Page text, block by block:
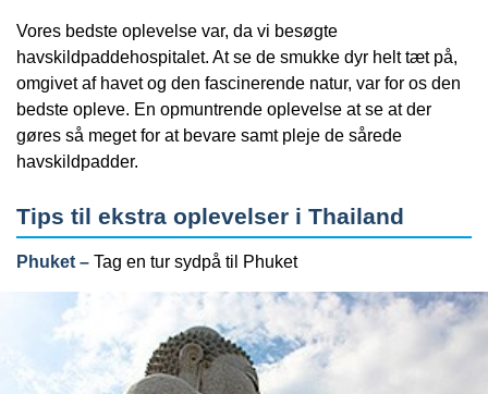
Vores bedste oplevelse var, da vi besøgte
havskildpaddehospitalet. At se de smukke dyr helt tæt på,
omgivet af havet og den fascinerende natur, var for os den
bedste opleve. En opmuntrende oplevelse at se at der
gøres så meget for at bevare samt pleje de sårede
havskildpadder.
Tips til ekstra oplevelser i Thailand
Phuket – Tag en tur sydpå til Phuket